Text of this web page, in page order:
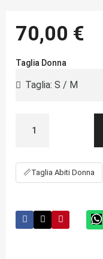
70,00 €
Taglia Donna
📏Taglia Abiti Donna